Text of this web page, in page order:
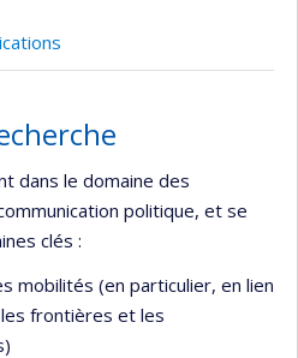
dans le domaine des
politique, et se
clés :
mobilités (en particulier, en lien
frontières et les